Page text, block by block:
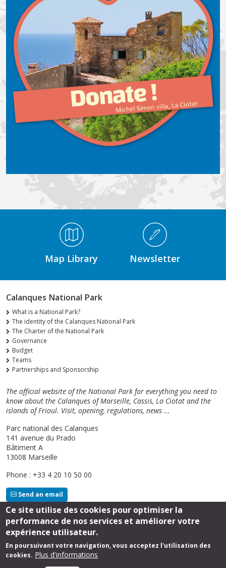
Médiathèque Footer
Map Library Newsletter
Calanques National Park
What is a National Park?
The identity of the Calanques National Park
The Charter of the National Park
Governance
Budget
Teams
Partnerships and Sponsorship
The official website of the National Park for everything you need to
know about the Calanques of Marseille, Cassis, La Ciotat and the
islands of Frioul. Visit, opening, regulations, news ...
Parc national des Calanques
141 avenue du Prado
Bâtiment A
13008 Marseille
Phone : +33 4 20 10 50 00
Send an email
Follow us
Ce site utilise des cookies pour optimiser la
performance de nos services et améliorer votre
expérience utilisateur.
En poursuivant votre navigation, vous acceptez l'utilisation des
cookies. Plus d'informations